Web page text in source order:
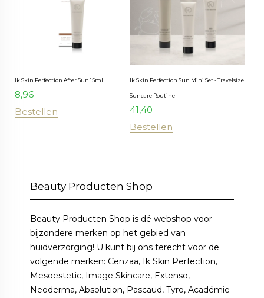
Ik Skin Perfection After Sun 15ml
8,96
Bestellen
Ik Skin Perfection Sun Mini Set - Travelsize
Suncare Routine
41,40
Bestellen
Beauty Producten Shop
Beauty Producten Shop is dé webshop voor
bijzondere merken op het gebied van
huidverzorging! U kunt bij ons terecht voor de
volgende merken: Cenzaa, Ik Skin Perfection,
Mesoestetic, Image Skincare, Extenso,
Neoderma, Absolution, Pascaud, Tyro, Académie